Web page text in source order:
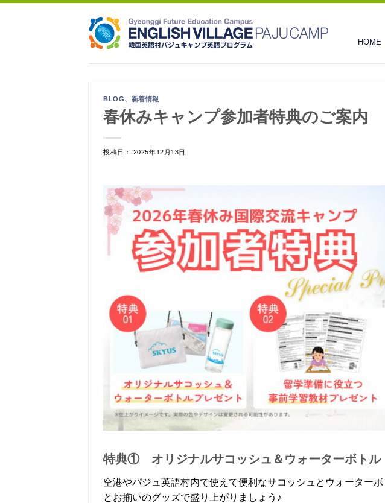
HOME
BLOG、 新着情報
春休みキャンプ参加者特典のご案内
投稿日： 2025年12月13日
特典① オリジナルサコッシュ＆ウォーターボトル
空港やパジュ英語村内で使えて便利なサコッシュとウォーター
とお揃いのグッズで盛り上がりましょう♪